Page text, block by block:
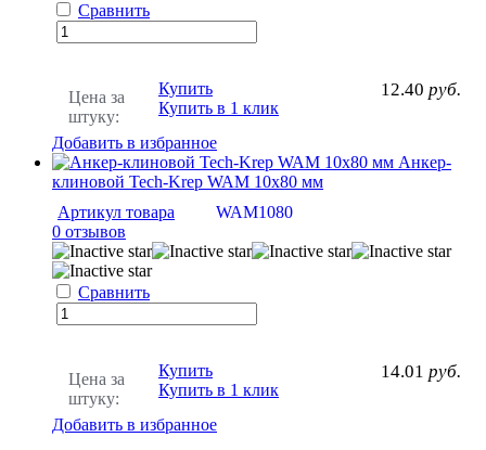
Сравнить
Цена за
штуку:
12.40 руб.
Купить
Купить в 1 клик
Добавить в избранное
Анкер-
клиновой Tech-Krep WAM 10х80 мм
Артикул товара
WAM1080
0 отзывов
Сравнить
Цена за
штуку:
14.01 руб.
Купить
Купить в 1 клик
Добавить в избранное